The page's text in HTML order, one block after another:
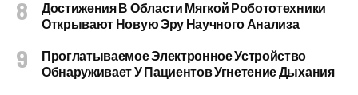
Достижения В Области Мягкой Робототехники
Открывают Новую Эру Научного Анализа
Проглатываемое Электронное Устройство
Обнаруживает У Пациентов Угнетение Дыхания